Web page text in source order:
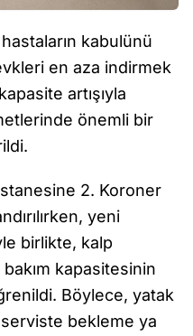
kabulünü
en aza indirmek
artışıyla
önemli bir
2. Koroner
yeni
birlikte, kalp
kapasitesinin
Böylece, yatak
bekleme ya